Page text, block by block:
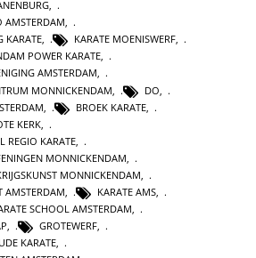
,
AMSTERDAM,
KARATE, KARATE MOENISWERF,
POWER KARATE,
AMSTERDAM,
MONNICKENDAM
DO
BROEK KARATE
KERK
REGIO KARATE
MONNICKENDAM
MONNICKENDAM
AMSTERDAM
KARATE AMS
SCHOOL AMSTERDAM
, GROTEWERF,
KARATE,